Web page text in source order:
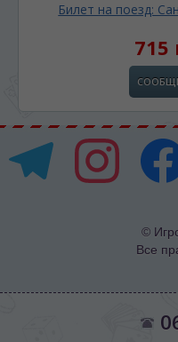
Билет на поезд:
715
©
Все